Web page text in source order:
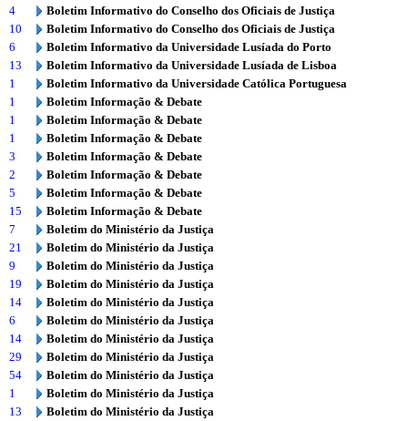
4
Boletim Informativo do Conselho dos Oficiais de Justiça
10
Boletim Informativo do Conselho dos Oficiais de Justiça
6
Boletim Informativo da Universidade Lusíada do Porto
13
Boletim Informativo da Universidade Lusíada de Lisboa
1
Boletim Informativo da Universidade Católica Portuguesa
1
Boletim Informação & Debate
1
Boletim Informação & Debate
1
Boletim Informação & Debate
3
Boletim Informação & Debate
2
Boletim Informação & Debate
5
Boletim Informação & Debate
15
Boletim Informação & Debate
7
Boletim do Ministério da Justiça
21
Boletim do Ministério da Justiça
9
Boletim do Ministério da Justiça
19
Boletim do Ministério da Justiça
14
Boletim do Ministério da Justiça
6
Boletim do Ministério da Justiça
14
Boletim do Ministério da Justiça
29
Boletim do Ministério da Justiça
54
Boletim do Ministério da Justiça
1
Boletim do Ministério da Justiça
13
Boletim do Ministério da Justiça